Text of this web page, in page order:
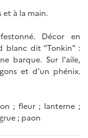
à la main.
Décor en
blanc dit "Tonkin" :
barque. Sur l'aile,
et d'un phénix.
; fleur ; lanterne ;
; paon